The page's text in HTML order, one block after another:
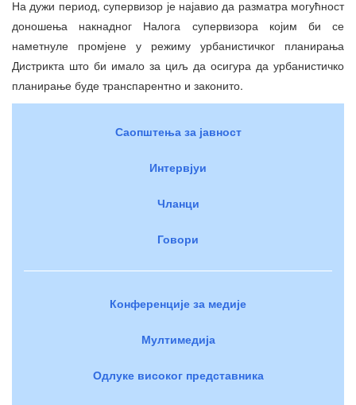
На дужи период, супервизор је најавио да разматра могућност
доношења накнадног Налога супервизора којим би се
наметнуле промјене у режиму урбанистичког планирања
Дистрикта што би имало за циљ да осигура да урбанистичко
планирање буде транспарентно и законито.
Саопштења за јавност
Интервјуи
Чланци
Говори
Конференције за медије
Мултимедија
Одлуке високог представника